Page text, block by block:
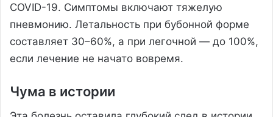
COVID-19. Симптомы включают тяжелую
пневмонию. Летальность при бубонной форме
составляет 30–60%, а при легочной — до 100%,
если лечение не начато вовремя.
Чума в истории